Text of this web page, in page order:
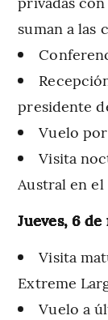
suman a las
presidente
Vuelo
Visita
Austral en
Jueves, 6
Visita
Extreme
Vuelo a